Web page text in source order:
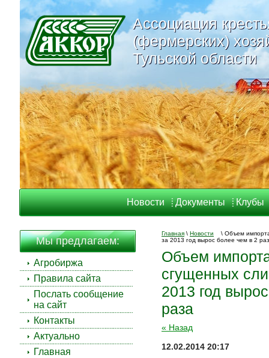
Новости Документы Клубы
Ассоциация
(фермерских)
Тульской области
Ассоциация
(фермерских)
Тульской области
Главная \ Новости \ Объем
за 2013 год вырос более чем в 2
Объем
сгущенных
2013 год
раза
« Назад
12.02.2014 20:17
Мы предлагаем:
Агробиржа
Правила сайта
Послать сообщение
на сайт
Контакты
Актуально
Главная